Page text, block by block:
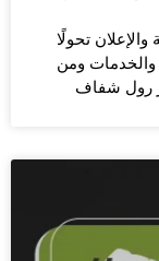
تحولًا
والخدمات ومن
رول شفاف